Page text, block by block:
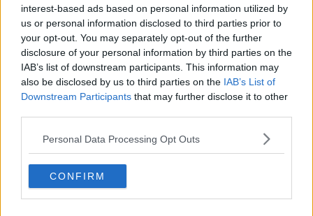
interest-based ads based on personal information utilized by
us or personal information disclosed to third parties prior to
your opt-out. You may separately opt-out of the further
disclosure of your personal information by third parties on the
IAB’s list of downstream participants. This information may
also be disclosed by us to third parties on the IAB’s List of
Downstream Participants that may further disclose it to other
Personal Data Processing Opt Outs
CONFIRM
Il consigliere Dem sottolinea la compattezza dei territori nel
respingere questa ipotesi: "Il " no" arrivato dai sindaci di Livorno
e Collesalvetti, dall’assessora regionale Alessandra Nardini,
non è un semplice rifiuto logistico, ma una scelta politica e
civile di chi conosce la complessità della gestione degli
sbarchi".
"Livorno ha già dimostrato, con decine di operazioni di accoglienza
delle navi Ong, di saper gestire l’umanità con efficienza e senza
tensioni. Trasformare la nostra città in una "zona di frontiera" con
strutture prefabbricate significa tradire questo impegno", aggiunge
Franchi.